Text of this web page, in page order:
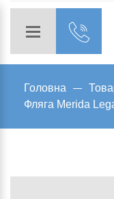
Головна
Фляга Merida